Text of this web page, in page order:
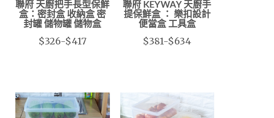
聯府 天廚把手長型保鮮
盒：密封盒 收納盒 密
封罐 儲物罐 儲物盒
$326-$417
聯府 KEYWAY 天廚手
提保鮮盒 ： 樂扣設計
便當盒 工具盒
$381-$634